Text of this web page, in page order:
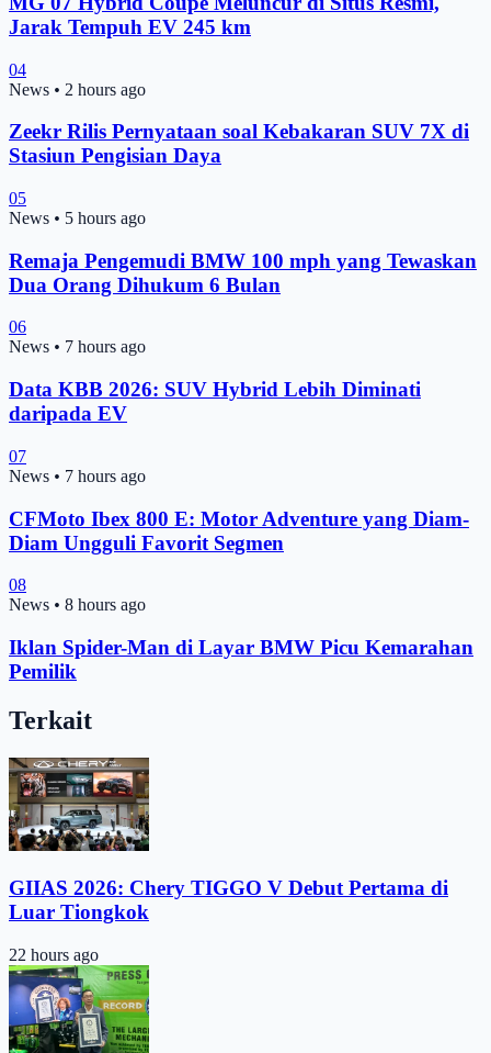
Jarak Tempuh EV 245 km
04
News • 2 hours ago
Zeekr Rilis Pernyataan soal Kebakaran SUV 7X di
Stasiun Pengisian Daya
05
News • 5 hours ago
Remaja Pengemudi BMW 100 mph yang Tewaskan
Dua Orang Dihukum 6 Bulan
06
News • 7 hours ago
Data KBB 2026: SUV Hybrid Lebih Diminati
daripada EV
07
News • 7 hours ago
CFMoto Ibex 800 E: Motor Adventure yang Diam-
Diam Ungguli Favorit Segmen
08
News • 8 hours ago
Iklan Spider-Man di Layar BMW Picu Kemarahan
Pemilik
Terkait
GIIAS 2026: Chery TIGGO V Debut Pertama di
Luar Tiongkok
22 hours ago